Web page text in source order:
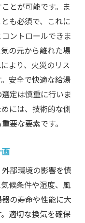
とが可能です。ま
も必須で、これに
ントロールできま
の元から離れた場
より、火災のリス
安全で快適な給湯
定は慎重に行いま
には、技術的な側
要な要素です。
部環境の影響を慎
候条件や湿度、風
の寿命や性能に大
適切な換気を確保